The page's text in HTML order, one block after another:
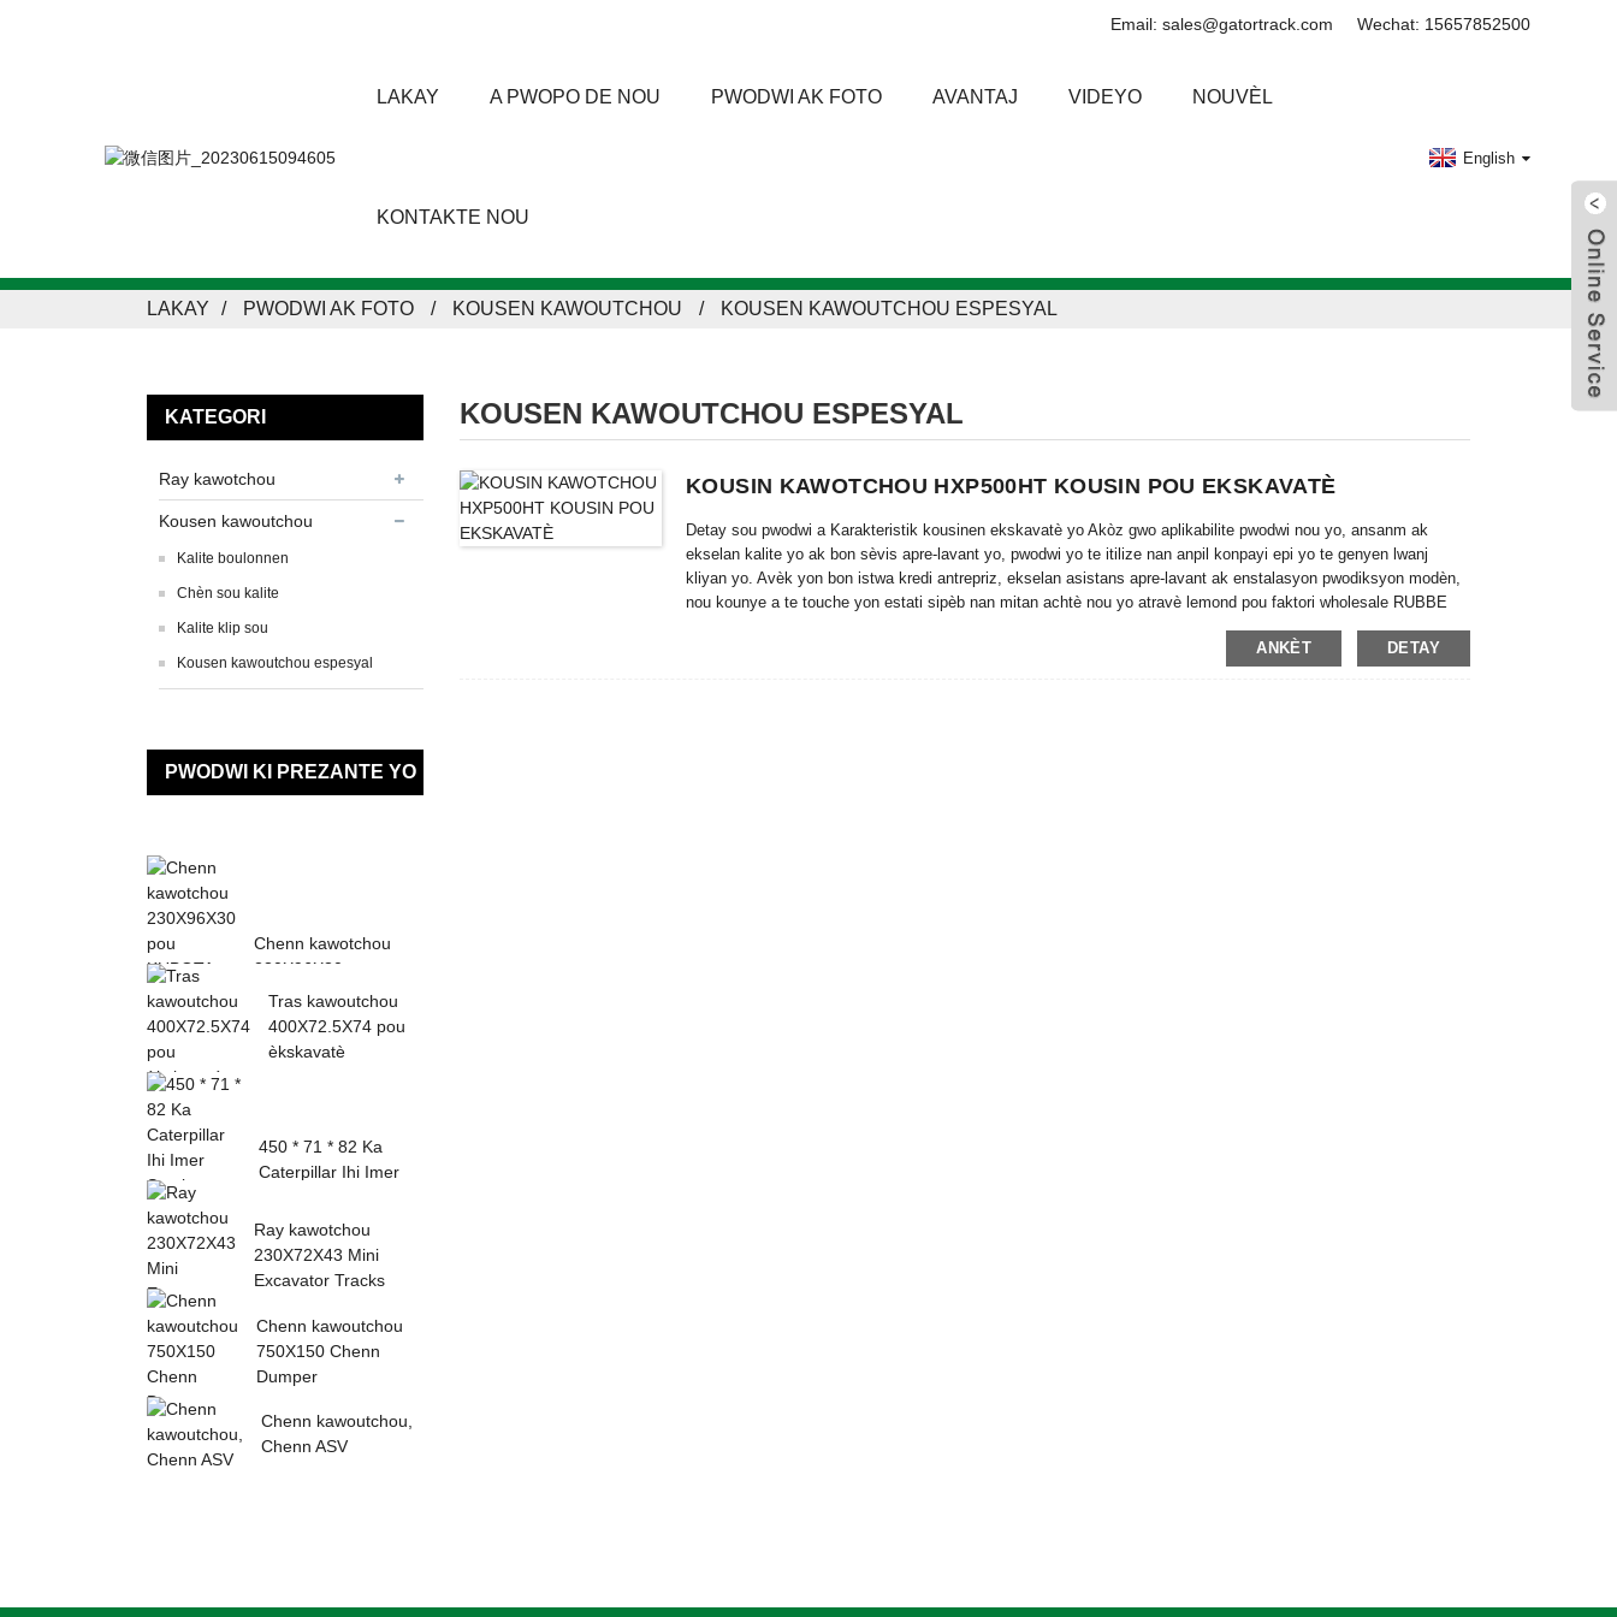
Email: sales@gatortrack.com Wechat: 15657852500
LAKAY A PWOPO DE NOU PWODWI AK FOTO AVANTAJ VIDEYO NOUVÈL
KONTAKTE NOU
English
LAKAY PWODWI AK FOTO KOUSEN KAWOUTCHOU KOUSEN KAWOUTCHOU ESPESYAL
KATEGORI
Ray kawotchou
Kousen kawoutchou
Kalite boulonnen
Chèn sou kalite
Kalite klip sou
Kousen kawoutchou espesyal
PWODWI KI PREZANTE YO
Chenn kawotchou
230X96X30 pou
KUBOTA K013 K015
KN36 KH0...
Tras kawoutchou
400X72.5X74 pou
èkskavatè
450 * 71 * 82 Ka
Caterpillar Ihi Imer
Kawoutchou ...
Ray kawotchou
230X72X43 Mini
Excavator Tracks
Chenn kawoutchou
750X150 Chenn
Dumper
Chenn kawoutchou,
Chenn ASV
KOUSEN KAWOUTCHOU ESPESYAL
KOUSIN KAWOTCHOU HXP500HT KOUSIN POU EKSKAVATÈ
Detay sou pwodwi a Karakteristik kousinen ekskavatè yo Akòz gwo aplikabilite pwodwi nou yo, ansanm ak
ekselan kalite yo ak bon sèvis apre-lavant yo, pwodwi yo te itilize nan anpil konpayi epi yo te genyen lwanj
kliyan yo. Avèk yon bon istwa kredi antrepriz, ekselan asistans apre-lavant ak enstalasyon pwodiksyon modèn,
nou kounye a te touche yon estati sipèb nan mitan achtè nou yo atravè lemond pou faktori wholesale RUBBE
ANKÈT
DETAY